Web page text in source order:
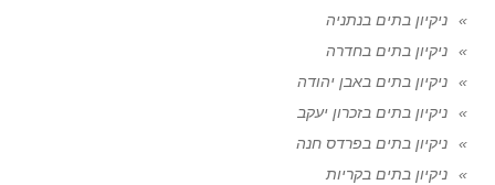
ניקיון בתים בנתניה
ניקיון בתים בחדרה
ניקיון בתים באבן יהודה
ניקיון בתים בזכרון יעקב
ניקיון בתים בפרדס חנה
ניקיון בתים בקריות